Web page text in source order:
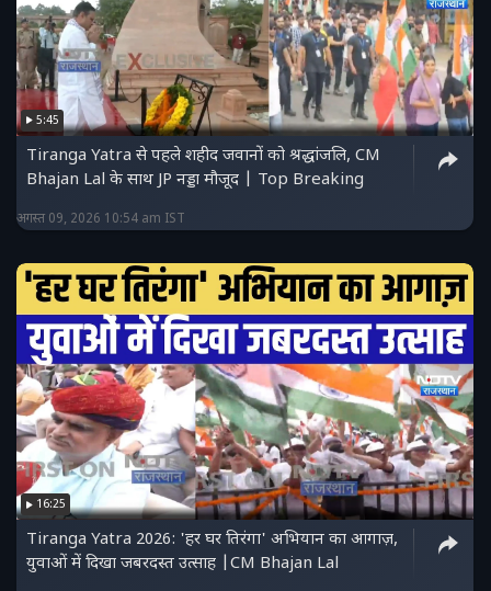
5:45
Tiranga Yatra से पहले शहीद जवानों को श्रद्धांजलि, CM
Bhajan Lal के साथ JP नड्डा मौजूद | Top Breaking
अगस्त 09, 2026 10:54 am IST
16:25
Tiranga Yatra 2026: 'हर घर तिरंगा' अभियान का आगाज़,
युवाओं में दिखा जबरदस्त उत्साह |CM Bhajan Lal